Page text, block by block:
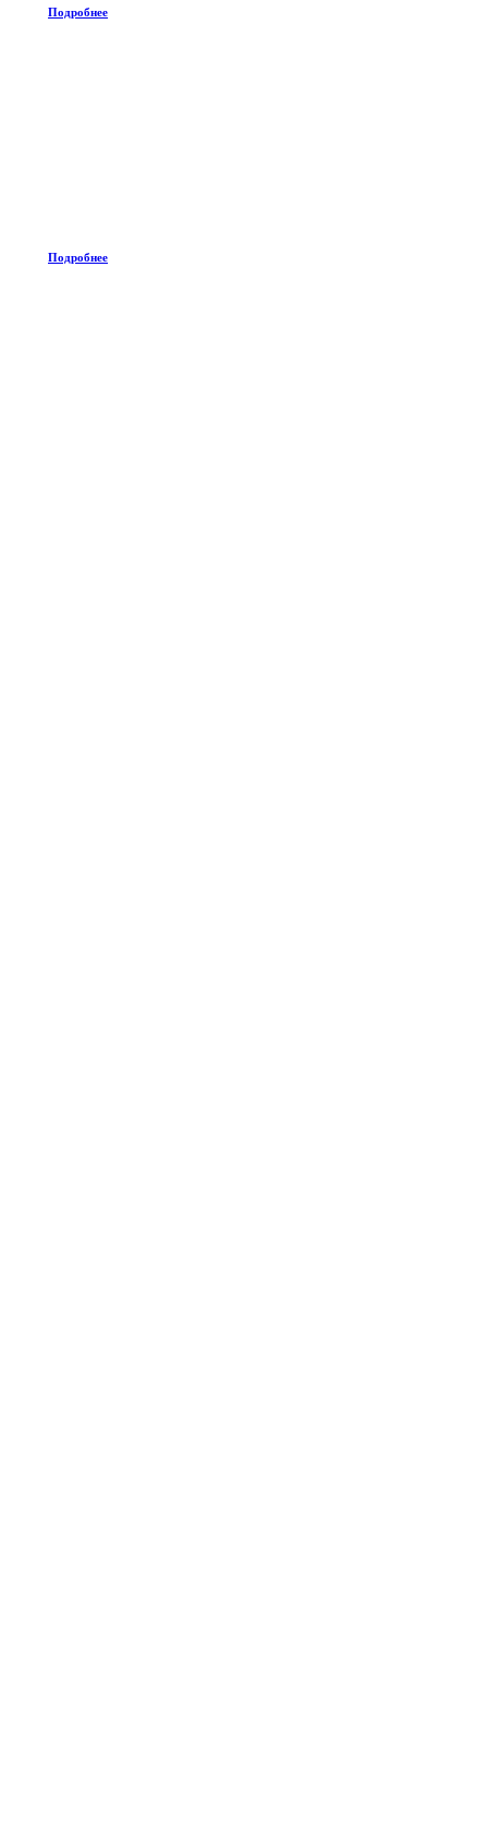
Подробнее
Подробнее